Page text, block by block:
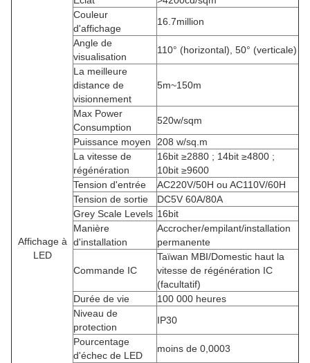
Affichage à
LED
Couleur
d'affichage
16.7million
Angle de
visualisation
110° (horizontal), 50° (verticale)
La meilleure
distance de
visionnement
5m~150m
Max Power
Consumption
520w/sqm
Puissance moyen
208 w/sq.m
La vitesse de
régénération
16bit ≥2880 ; 14bit ≥4800 ;
10bit ≥9600
Tension d'entrée
AC220V/50H ou AC110V/60H
Tension de sortie
DC5V 60A/80A
Grey Scale Levels 16bit
Manière
d'installation
Accrocher/empilant/installation
permanente
Commande IC
Taïwan MBI/Domestic haut la
vitesse de régénération IC
(facultatif)
Durée de vie
100 000 heures
Niveau de
protection
IP30
Pourcentage
d'échec de LED
moins de 0,0003